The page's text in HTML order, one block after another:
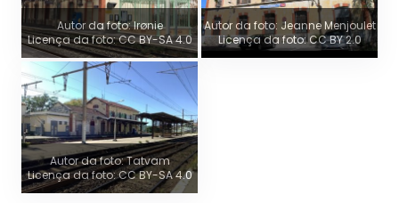
Autor da foto: Irønie
Licença da foto: CC BY-SA 4.0
Autor da foto: Jeanne Menjoulet
Licença da foto: CC BY 2.0
Autor da foto: Tatvam
Licença da foto: CC BY-SA 4.0